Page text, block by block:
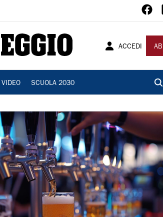
ACCEDI
VIDEO SCUOLA 2030